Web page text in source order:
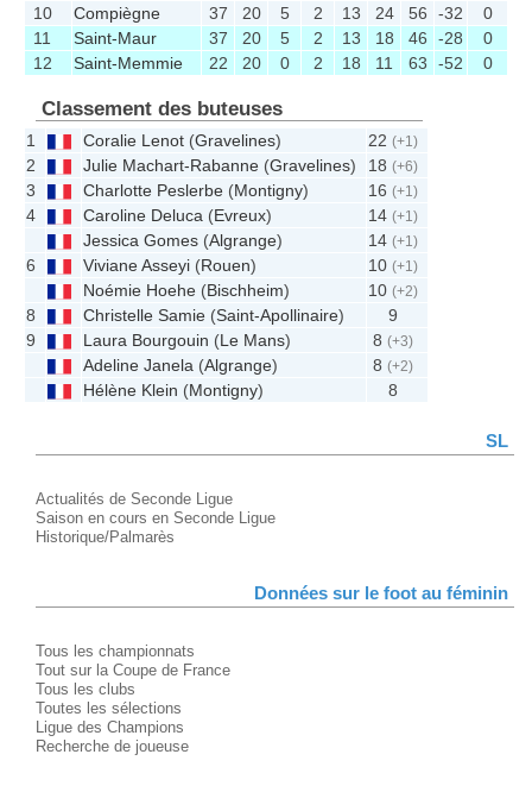
10
Compiègne 37 20 5 2 13 24 56 -32
0
11
Saint-Maur 37 20 5 2 13 18 46 -28
0
12
Saint-Memmie 22 20 0 2 18 11 63 -52 0
Classement des buteuses
1 Coralie Lenot (Gravelines) 22(+1)
2 Julie Machart-Rabanne (Gravelines) 18(+6)
3 Charlotte Peslerbe (Montigny) 16(+1)
4 Caroline Deluca (Evreux) 14(+1)
Jessica Gomes (Algrange) 14(+1)
6 Viviane Asseyi (Rouen) 10(+1)
Noémie Hoehe (Bischheim) 10(+2)
8 Christelle Samie (Saint-Apollinaire)
9
9
Laura Bourgouin (Le Mans) 8(+3)
Adeline Janela (Algrange) 8(+2)
Hélène Klein (Montigny) 8
SL
Actualités de Seconde Ligue
Saison en cours en Seconde Ligue
Historique/Palmarès
Données sur le foot au féminin
Tous les championnats
Tout sur la Coupe de France
Tous les clubs
Toutes les sélections
Ligue des Champions
Recherche de joueuse